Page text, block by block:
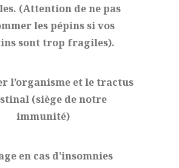
(Attention de ne pas
les pépins si vos
sont trop fragiles).
l’organisme et le tractus
(siège de notre
immunité)
en cas d’insomnies